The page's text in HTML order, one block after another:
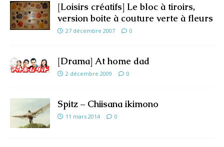
[Loisirs créatifs] Le bloc à tiroirs,
version boite à couture verte à fleurs
27 décembre 2007 0
[Drama] At home dad
2 décembre 2009 0
Spitz – Chiisana ikimono
11 mars 2014 0